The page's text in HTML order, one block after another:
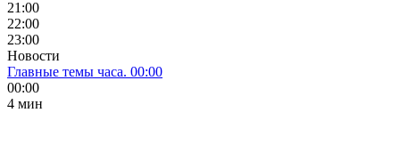
21:00
22:00
23:00
Новости
Главные темы часа. 00:00
00:00
4 мин